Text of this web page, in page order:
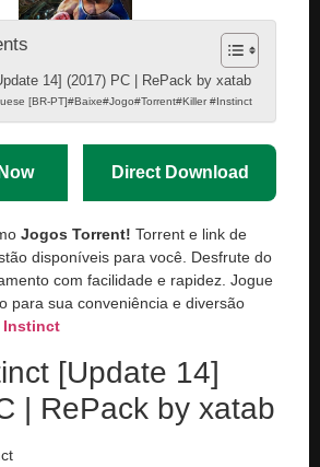
14] (2017) PC | RePack by xatab
[BR-PT]#Baixe#Jogo#Torrent#Killer #Instinct
Direct Download
Jogos Torrent! Torrent e link de
disponíveis para você. Desfrute do
com facilidade e rapidez. Jogue
para sua conveniência e diversão
Instinct
[Update 14]
| RePack by xatab